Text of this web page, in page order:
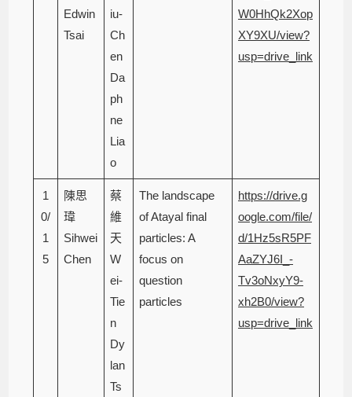
Edwin
Tsai
iu-
Ch
en
Da
ph
ne
Lia
o
W0HhQk2Xop
XY9XU/view?
usp=drive_link
1
0/
1
5
陳思
瑋
Sihwei
Chen
蔡
維
天
W
ei-
Tie
n
Dy
lan
Ts
The landscape
of Atayal final
particles: A
focus on
question
particles
https://drive.g
oogle.com/file/
d/1Hz5sR5PF
AaZYJ6I_-
Tv3oNxyY9-
xh2B0/view?
usp=drive_link